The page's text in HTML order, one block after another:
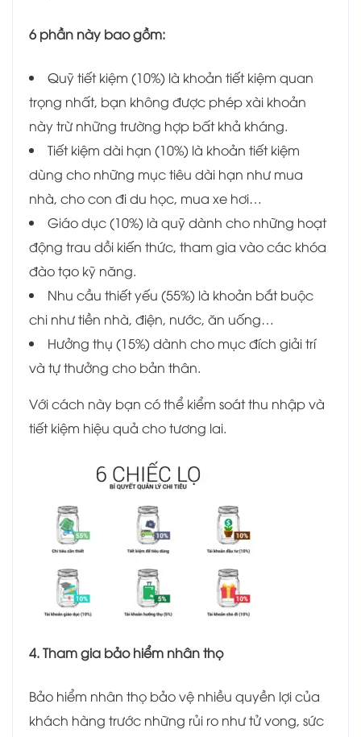
6 phần này bao gồm:
Quỹ tiết kiệm (10%) là khoản tiết kiệm quan
trọng nhất, bạn không được phép xài khoản
này trừ những trường hợp bất khả kháng.
Tiết kiệm dài hạn (10%) là khoản tiết kiệm
dùng cho những mục tiêu dài hạn như mua
nhà, cho con đi du học, mua xe hơi…
Giáo dục (10%) là quỹ dành cho những hoạt
động trau dồi kiến thức, tham gia vào các khóa
đào tạo kỹ năng.
Nhu cầu thiết yếu (55%) là khoản bắt buộc
chi như tiền nhà, điện, nước, ăn uống…
Hưởng thụ (15%) dành cho mục đích giải trí
và tự thưởng cho bản thân.
Với cách này bạn có thể kiểm soát thu nhập và
tiết kiệm hiệu quả cho tương lai.
4. Tham gia bảo hiểm nhân thọ
Bảo hiểm nhân thọ bảo vệ nhiều quyền lợi của
khách hàng trước những rủi ro như tử vong, sức